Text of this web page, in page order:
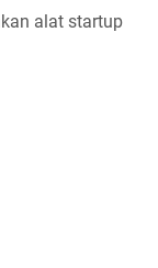
alat startup